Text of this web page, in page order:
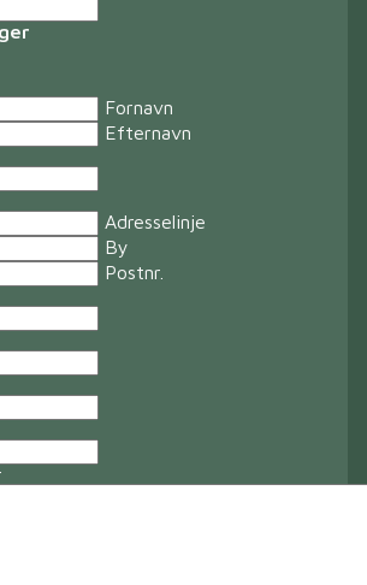
Fornavn
Efternavn
Adresselinje
By
Postnr.